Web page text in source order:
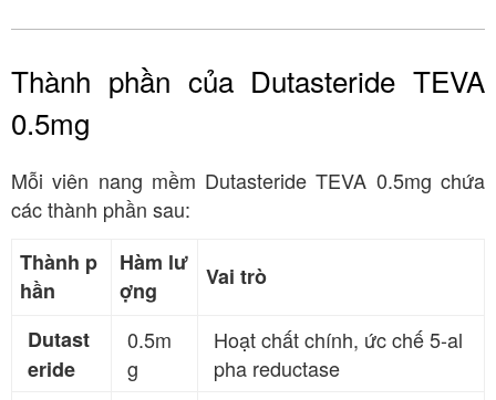
Thành phần của Dutasteride TEVA
0.5mg
Mỗi viên nang mềm Dutasteride TEVA 0.5mg chứa
các thành phần sau:
Thành p
hần
Hàm lư
ợng
Vai trò
Dutast
eride
0.5m
g
Hoạt chất chính, ức chế 5-al
pha reductase